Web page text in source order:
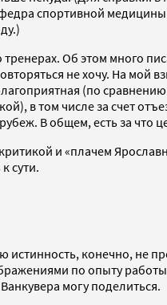
спортивной
тренерах. Об этом много
не хочу. На мой
(по сравнению
в том числе за счет
В общем, есть за что
и «плачем
сути.
истинность, конечно, не
по опыту
могу поделиться.